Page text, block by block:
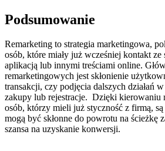
Podsumowanie
Remarketing to strategia marketingowa,
osób, które miały już wcześniej kontakt ze
aplikacją lub innymi treściami online.
remarketingowych jest skłonienie
transakcji, czy podjęcia dalszych działań
zakupy lub rejestracje. Dzięki kierowaniu
osób, którzy mieli już styczność z firmą,
mogą być skłonne do powrotu na ścieżkę
szansa na uzyskanie konwersji.